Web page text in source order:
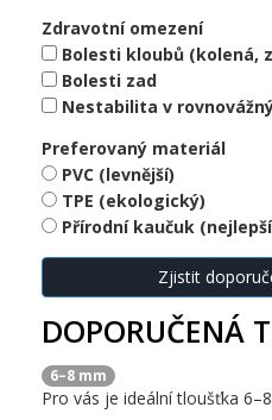
Zdravotní omezení
Bolesti kloubů (kolená,
Bolesti zad
Nestabilita v
Preferovaný materiál
PVC (levnější)
TPE (ekologický)
Přírodní kaučuk
Zjistit
DOPORUČENÁ
6–8 mm
Pro vás je ideální tloušťka